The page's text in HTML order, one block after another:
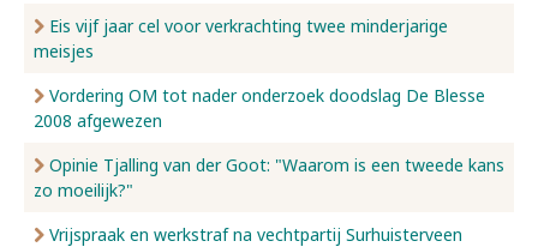
Eis vijf jaar cel voor verkrachting twee minderjarige
meisjes
Vordering OM tot nader onderzoek doodslag De Blesse
2008 afgewezen
Opinie Tjalling van der Goot: "Waarom is een tweede kans
zo moeilijk?"
Vrijspraak en werkstraf na vechtpartij Surhuisterveen